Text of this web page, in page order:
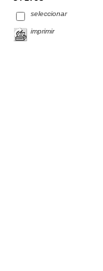
seleccionar
imprimir